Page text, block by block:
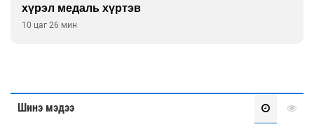
хүрэл медаль хүртэв
10 цаг 26 мин
Шинэ мэдээ